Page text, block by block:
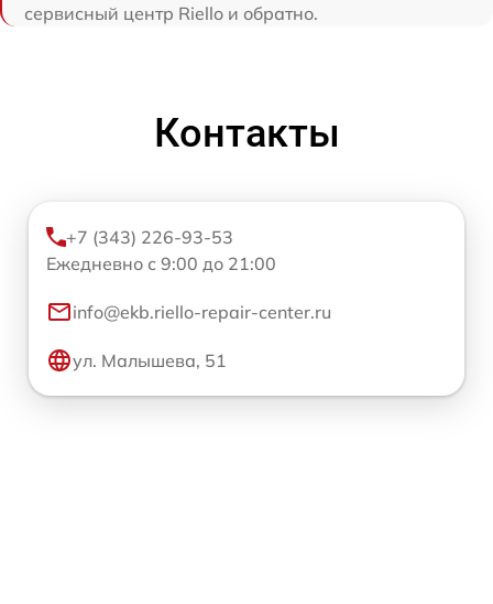
сервисный центр Riello и обратно.
Контакты
+7 (343) 226-93-53
Ежедневно с 9:00 до 21:00
info@ekb.riello-repair-center.ru
ул. Малышева, 51